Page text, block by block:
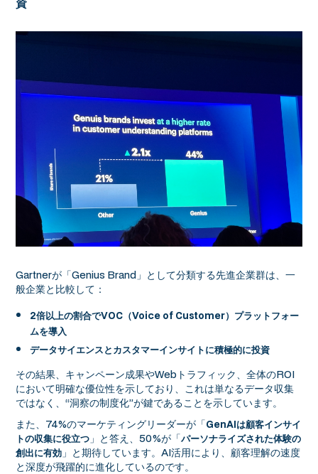
Gartnerが「Genius Brand」として分類する先進企業群は、一
般企業と比較して：
2倍以上の割合でVOC（Voice of Customer）プラットフォー
ムを導入
データサイエンスとカスタマーインサイトに積極的に投資
その結果、キャンペーン成果やWebトラフィック、全体のROI
において明確な優位性を示しており、これは単なるデータ収集
ではなく、“洞察の制度化”が鍵であることを示しています。
また、74%のマーケティングリーダーが「GenAIは顧客インサイ
トの収集に役立つ 」と答え、50%が「パーソナライズされた体験の
創出に有効 」と期待しています。AI活用により、顧客理解の速度
と深度が飛躍的に進化しているのです。